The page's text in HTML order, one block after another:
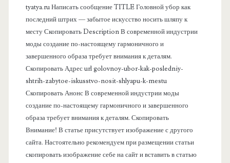
tyatya.ru Написать сообщение TITLE Головной убор как
последний штрих — забытое искусство носить шляпу к
месту Скопировать Description В современной индустрии
моды создание по-настоящему гармоничного и
завершенного образа требует внимания к деталям.
Скопировать Адрес url golovnoy-ubor-kak-posledniy-
shtrih-zabytoe-iskusstvo-nosit-shlyapu-k-mestu
Скопировать Анонс В современной индустрии моды
создание по-настоящему гармоничного и завершенного
образа требует внимания к деталям. Скопировать
Внимание! В статье присутствует изображение с другого
сайта. Настоятельно рекомендуем при размещении статьи
скопировать изображение себе на сайт и вставить в статью